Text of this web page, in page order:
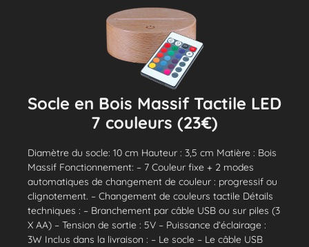
Socle en Bois Massif Tactile LED
7 couleurs (23€)
Diamètre du socle: 10 cm Hauteur : 3,5 cm Matière : Bois
Massif Fonctionnement: – 7 Couleur fixe + 2 modes
automatiques de changement de couleur : progressif ou
clignotement. – Changement de couleurs tactile Détails
techniques : – Branchement par câble USB ou sur piles (3
X AA) – Tension de sortie : 5V – Puissance d’éclairage :
3W Inclus dans la livraison : – Le socle – Le câble USB